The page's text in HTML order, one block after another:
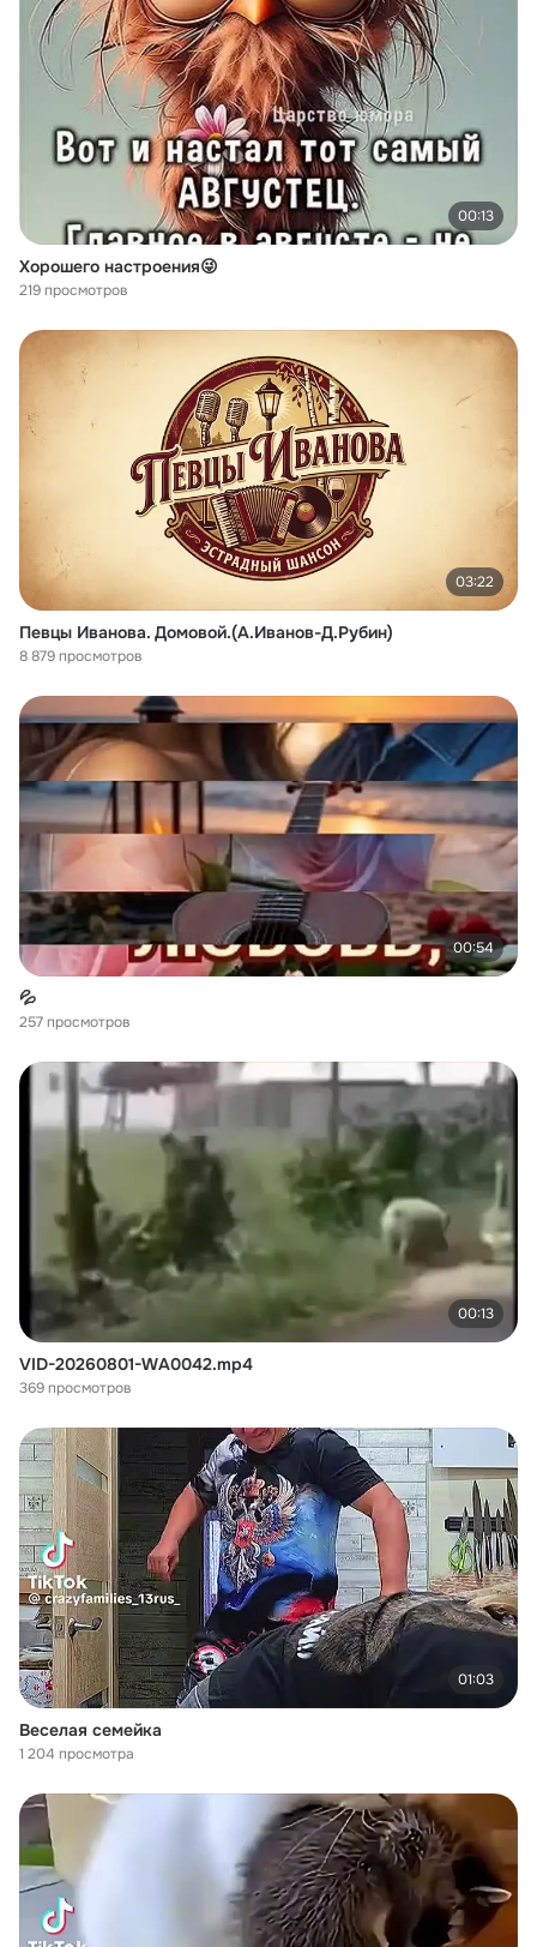
00:13
Хорошего настроения😜
219 просмотров
03:22
Певцы Иванова. Домовой.(А.Иванов-Д.Рубин)
8 879 просмотров
00:54
💦
257 просмотров
00:13
VID-20260801-WA0042.mp4
369 просмотров
01:03
Веселая семейка
1 204 просмотра